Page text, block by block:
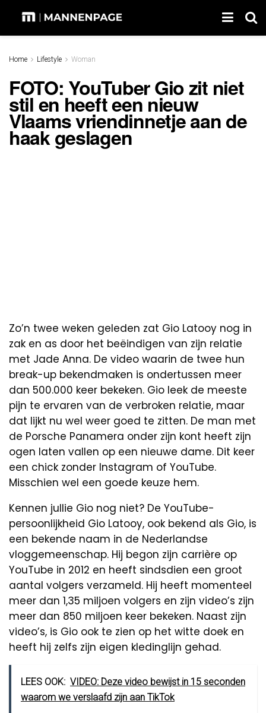
Home Lifestyle Woman
FOTO: YouTuber Gio zit niet
stil en heeft een nieuw
Vlaams vriendinnetje aan de
haak geslagen
Zo’n twee weken geleden zat Gio Latooy nog in
zak en as door het beëindigen van zijn relatie
met Jade Anna. De video waarin de twee hun
break-up bekendmaken is ondertussen meer
dan 500.000 keer bekeken. Gio leek de meeste
pijn te ervaren van de verbroken relatie, maar
dat lijkt nu wel weer goed te zitten. De man met
de Porsche Panamera onder zijn kont heeft zijn
ogen laten vallen op een nieuwe dame. Dit keer
een chick zonder Instagram of YouTube.
Misschien wel een goede keuze hem.
Kennen jullie Gio nog niet? De YouTube-
persoonlijkheid Gio Latooy, ook bekend als Gio, is
een bekende naam in de Nederlandse
vloggemeenschap. Hij begon zijn carrière op
YouTube in 2012 en heeft sindsdien een groot
aantal volgers verzameld. Hij heeft momenteel
meer dan 1,35 miljoen volgers en zijn video’s zijn
meer dan 850 miljoen keer bekeken. Naast zijn
video’s, is Gio ook te zien op het witte doek en
heeft hij zelfs zijn eigen kledinglijn gehad.
LEES OOK: VIDEO: Deze video bewijst in 15 seconden
waarom we verslaafd zijn aan TikTok